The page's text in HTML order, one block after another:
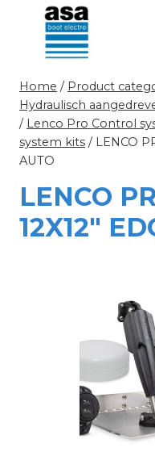
Doorgaan
inhoud
Home / Product
Hydraulisch
/ Lenco Pro Control
system kits / LENCO
AUTO
LENCO
12X12″